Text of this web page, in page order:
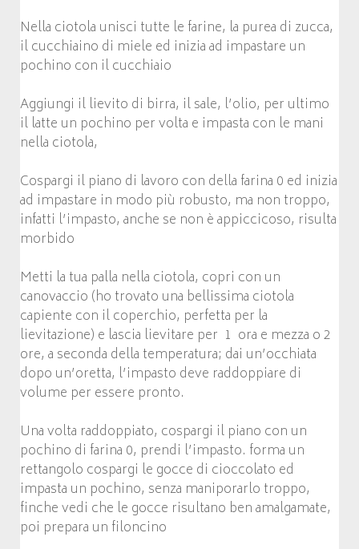
Nella ciotola unisci tutte le farine, la purea di zucca,
il cucchiaino di miele ed inizia ad impastare un
pochino con il cucchiaio
Aggiungi il lievito di birra, il sale, l’olio, per ultimo
il latte un pochino per volta e impasta con le mani
nella ciotola,
Cospargi il piano di lavoro con della farina 0 ed inizia
ad impastare in modo più robusto, ma non troppo,
infatti l’impasto, anche se non è appiccicoso, risulta
morbido
Metti la tua palla nella ciotola, copri con un
canovaccio (ho trovato una bellissima ciotola
capiente con il coperchio, perfetta per la
lievitazione) e lascia lievitare per 1 ora e mezza o 2
ore, a seconda della temperatura; dai un’occhiata
dopo un’oretta, l’impasto deve raddoppiare di
volume per essere pronto.
Una volta raddoppiato, cospargi il piano con un
pochino di farina 0, prendi l’impasto. forma un
rettangolo cospargi le gocce di cioccolato ed
impasta un pochino, senza maniporarlo troppo,
finche vedi che le gocce risultano ben amalgamate,
poi prepara un filoncino